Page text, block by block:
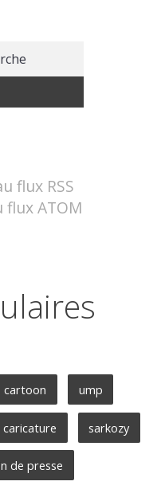
flux RSS
flux ATOM
cartoon ump
caricature sarkozy
de presse